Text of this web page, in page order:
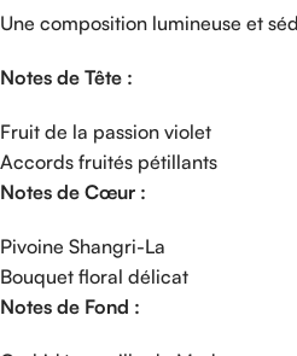
Une composition lumineuse et
Notes de Tête :
Fruit de la passion violet
Accords fruités pétillants
Notes de Cœur :
Pivoine Shangri-La
Bouquet floral délicat
Notes de Fond :